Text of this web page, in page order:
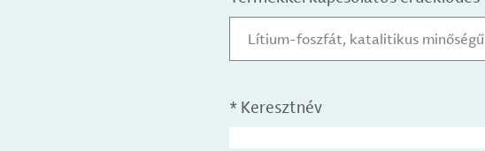
Lítium-foszfát, katalitikus minőségű
* Keresztnév